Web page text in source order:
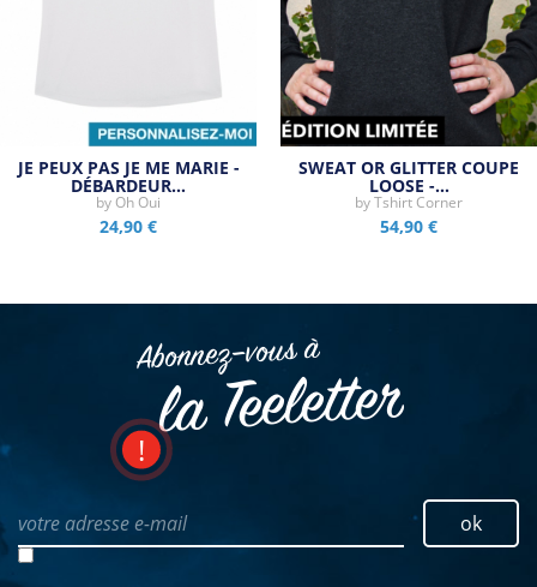
JE PEUX PAS JE ME MARIE -
DÉBARDEUR…
by Oh Oui
24,90 €
SWEAT OR GLITTER COUPE
LOOSE -…
byTshirt Corner
54,90 €
Abonnez–vous à
la Teeletter
votre adresse e-mail ok